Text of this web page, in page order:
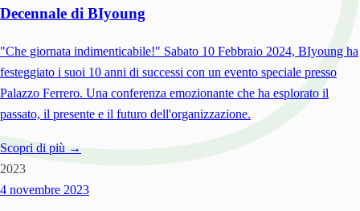
Decennale di BIyoung
"Che giornata indimenticabile!" Sabato 10 Febbraio 2024, BIyoung ha
festeggiato i suoi 10 anni di successi con un evento speciale presso
Palazzo Ferrero. Una conferenza emozionante che ha esplorato il
passato, il presente e il futuro dell'organizzazione.
Scopri di più →
2023
4 novembre 2023